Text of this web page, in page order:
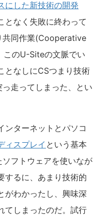
にした新技術の開発
となく失敗に終わって
共同作業(Cooperative
このU-Siteの文脈でい
となしにCSつまり技術
走ってしまった、とい
ンターネットとパソコ
ィスプレイ という基本
フトウェアを使いなが
するに、あまり技術的
がわかったし、興味深
てしまったのだ。試行